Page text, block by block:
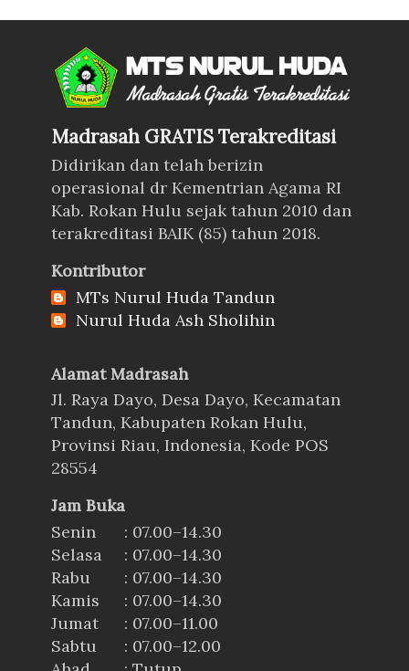
Madrasah GRATIS Terakreditasi
Didirikan dan telah berizin
operasional dr Kementrian Agama RI
Kab. Rokan Hulu sejak tahun 2010 dan
terakreditasi BAIK (85) tahun 2018.
Kontributor
MTs Nurul Huda Tandun
Nurul Huda Ash Sholihin
Alamat Madrasah
Jl. Raya Dayo, Desa Dayo, Kecamatan
Tandun, Kabupaten Rokan Hulu,
Provinsi Riau, Indonesia, Kode POS
28554
Jam Buka
Senin
: 07.00–14.30
Selasa
: 07.00–14.30
Rabu
: 07.00–14.30
Kamis
: 07.00–14.30
Jumat
: 07.00–11.00
Sabtu
: 07.00–12.00